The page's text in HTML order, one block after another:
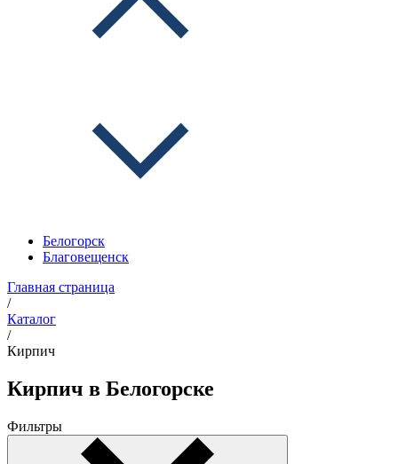
Белогорск
Благовещенск
Главная страница
/
Каталог
/
Кирпич
Кирпич в Белогорске
Фильтры